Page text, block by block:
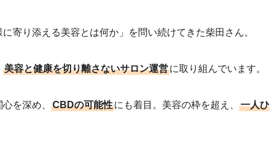
寄り添える美容とは何か」を問い続けてきた柴田さん。
美容と健康を切り離さないサロン運営に取り組んでいます。
を深め、 CBDの可能性にも着目。美容の枠を超え、
一人ひ